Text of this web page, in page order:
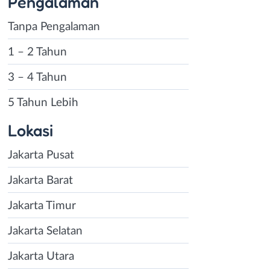
Tanpa Pengalaman
1 – 2 Tahun
3 – 4 Tahun
5 Tahun Lebih
Lokasi
Jakarta Pusat
Jakarta Barat
Jakarta Timur
Jakarta Selatan
Jakarta Utara